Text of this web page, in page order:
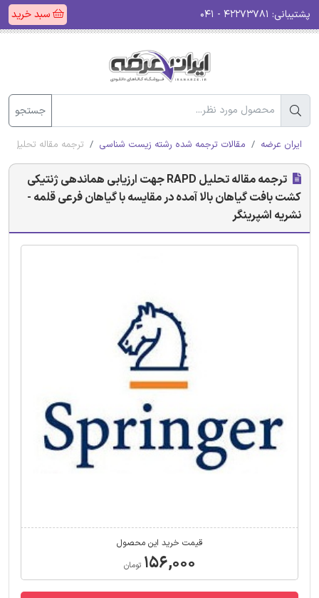
پشتیبانی: سبد خرید
جستجو
ایران عرضه مقالات ترجمه شده رشته زیست شناسی ترجمه مقاله تحلیل RAPD جهت ارزیابی هماندهی ژنتیکی کشت بافت گیاهان بالا آمده در مقایسه با گیاهان فرعی قلمه - نشریه اشپرینگر
ترجمه مقاله تحلیل RAPD جهت ارزیابی هماندهی ژنتیکی
کشت بافت گیاهان بالا آمده در مقایسه با گیاهان فرعی قلمه -
نشریه اشپرینگر
قیمت خرید این محصول
۱۵۶,۰۰۰ تومان